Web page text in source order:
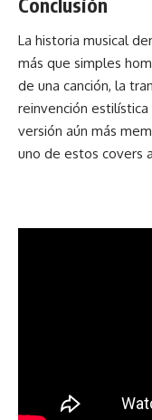
La historia musical
más que simples
de una canción, la
reinvención
versión aún más
uno de estos covers